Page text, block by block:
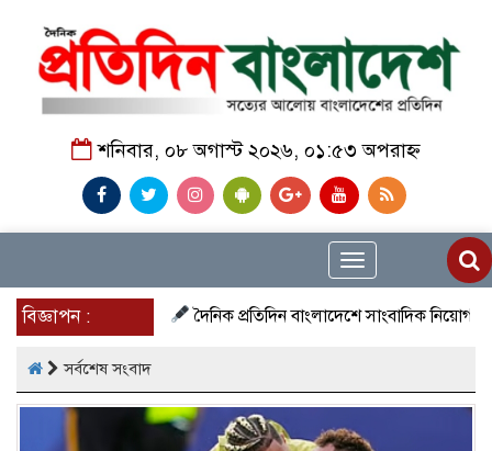
শনিবার, ০৮ অগাস্ট ২০২৬, ০১:৫৩ অপরাহ্ন
Toggle
navigation
বিজ্ঞাপন :
দৈনিক প্রতিদিন বাংলাদেশে সাংবাদিক নিয়োগ চলছে
সর্বশেষ সংবাদ